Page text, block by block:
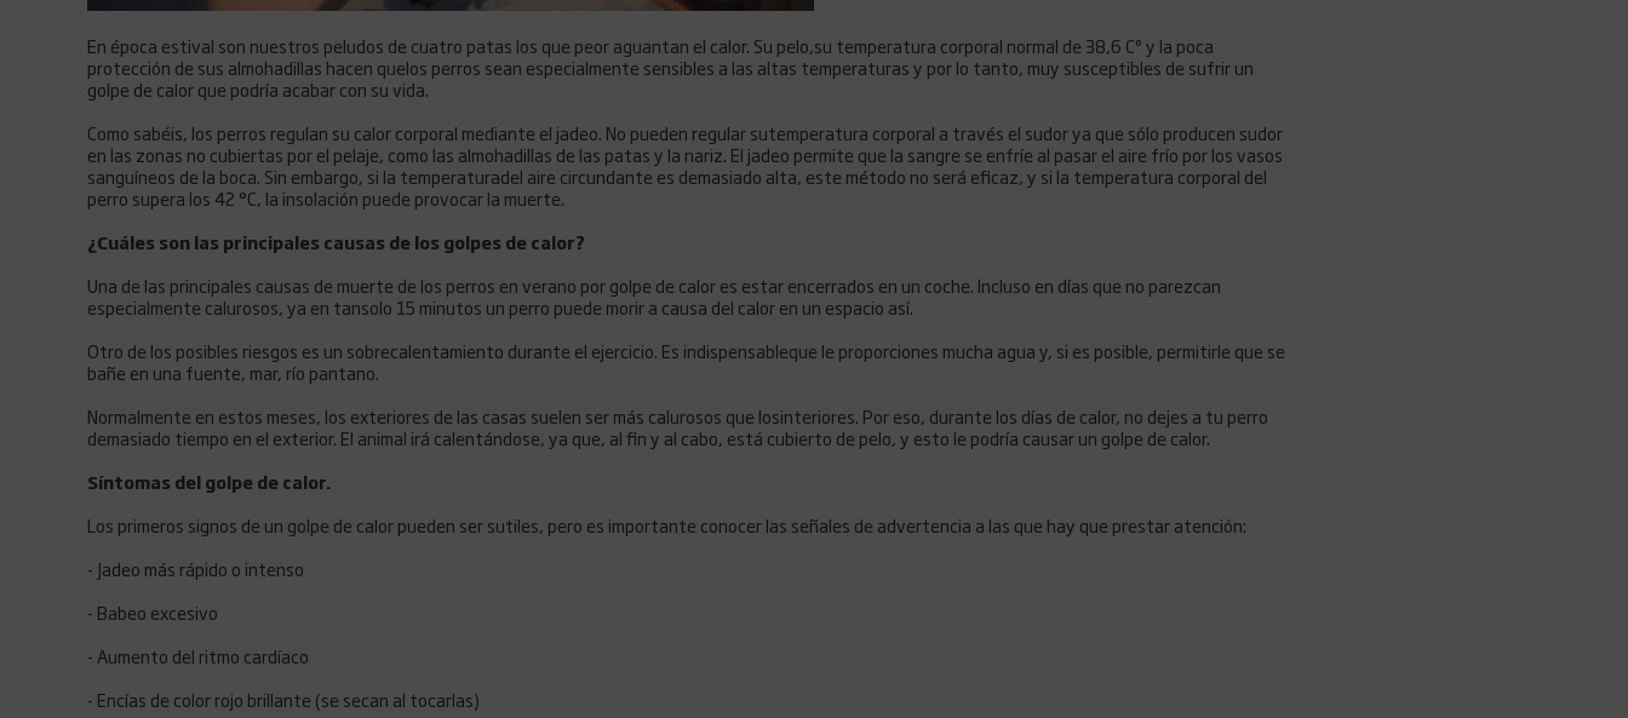
En época estival son nuestros peludos de cuatro patas los que peor aguantan el calor. Su pelo,su temperatura corporal normal de 38,6 Cº y la poca
protección de sus almohadillas hacen quelos perros sean especialmente sensibles a las altas temperaturas y por lo tanto, muy susceptibles de sufrir un
golpe de calor que podría acabar con su vida.
Como sabéis, los perros regulan su calor corporal mediante el jadeo. No pueden regular sutemperatura corporal a través el sudor ya que sólo producen sudor
en las zonas no cubiertas por el pelaje, como las almohadillas de las patas y la nariz. El jadeo permite que la sangre se enfríe al pasar el aire frío por los vasos
sanguíneos de la boca. Sin embargo, si la temperaturadel aire circundante es demasiado alta, este método no será eficaz, y si la temperatura corporal del
perro supera los 42 °C, la insolación puede provocar la muerte.
¿Cuáles son las principales causas de los golpes de calor?
Una de las principales causas de muerte de los perros en verano por golpe de calor es estar encerrados en un coche. Incluso en días que no parezcan
especialmente calurosos, ya en tansolo 15 minutos un perro puede morir a causa del calor en un espacio así.
Otro de los posibles riesgos es un sobrecalentamiento durante el ejercicio. Es indispensableque le proporciones mucha agua y, si es posible, permitirle que se
bañe en una fuente, mar, río pantano.
Normalmente en estos meses, los exteriores de las casas suelen ser más calurosos que losinteriores. Por eso, durante los días de calor, no dejes a tu perro
demasiado tiempo en el exterior. El animal irá calentándose, ya que, al fin y al cabo, está cubierto de pelo, y esto le podría causar un golpe de calor.
Síntomas del golpe de calor.
Los primeros signos de un golpe de calor pueden ser sutiles, pero es importante conocer las señales de advertencia a las que hay que prestar atención:
- Jadeo más rápido o intenso
- Babeo excesivo
- Aumento del ritmo cardíaco
- Encías de color rojo brillante (se secan al tocarlas)